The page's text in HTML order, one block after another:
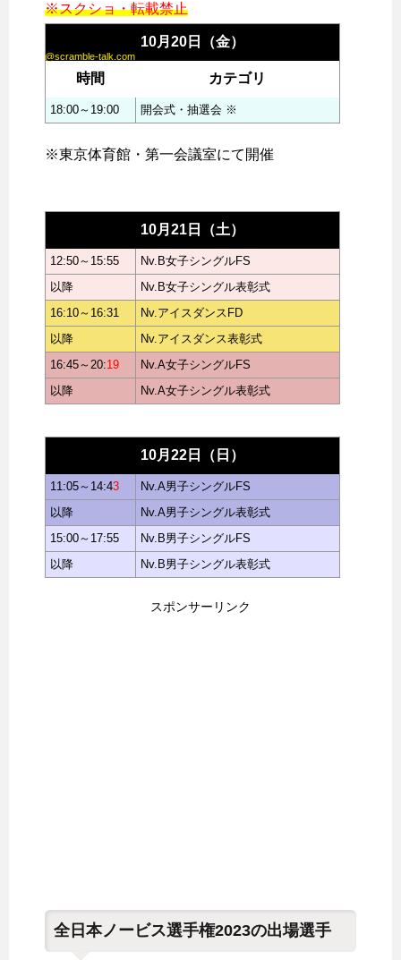
※スクショ・転載禁止
@scramble-talk.com
10月20日（金）
時間 カテゴリ
18:00～19:00 開会式・抽選会 ※
※東京体育館・第一会議室にて開催
10月21日（土）
12:50～15:55
Nv.B女子シングルFS
以降
Nv.B女子シングル表彰式
16:10～16:31
Nv.アイスダンスFD
以降
Nv.アイスダンス表彰式
16:45～20:19
Nv.A女子シングルFS
以降
Nv.A女子シングル表彰式
10月22日（日）
11:05～14:43
Nv.A男子シングルFS
以降
Nv.A男子シングル表彰式
15:00～17:55
Nv.B男子シングルFS
以降
Nv.B男子シングル表彰式
スポンサーリンク
全日本ノービス選手権2023の出場選手